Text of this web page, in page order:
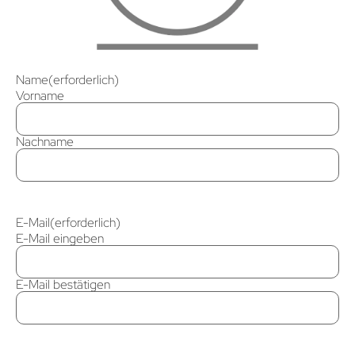
Name(erforderlich)
Vorname
Nachname
E-Mail(erforderlich)
E-Mail eingeben
E-Mail bestätigen